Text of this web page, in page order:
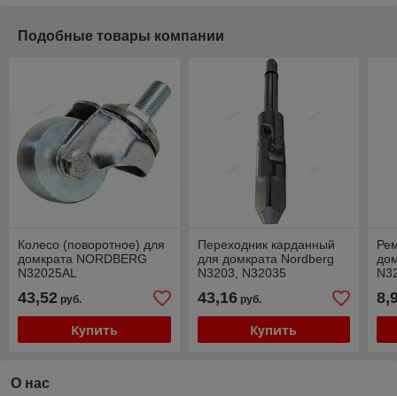
Подобные товары компании
Колесо (поворотное) для
домкрата NORDBERG
N32025AL
43,52 руб.
Купить
Переходник карданный
для домкрата Nordberg
N3203, N32035
43,16руб.
Купить
О нас